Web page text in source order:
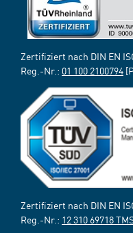
Zertifiziert nach DIN EN
Reg.-Nr.: 01 100 2100794
Zertifiziert nach DIN EN
Reg.-Nr.: 12 310 69718